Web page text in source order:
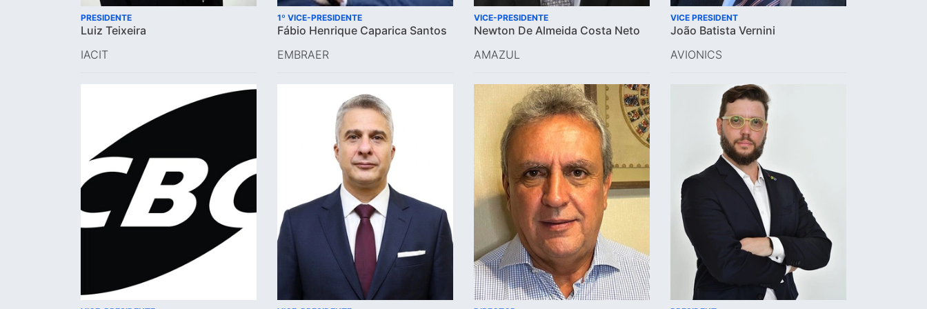
PRESIDENTE
Luiz Teixeira
IACIT
1º VICE-PRESIDENTE
Fábio Henrique Caparica Santos
EMBRAER
VICE-PRESIDENTE
Newton De Almeida Costa Neto
AMAZUL
VICE PRESIDENT
João Batista Vernini
AVIONICS